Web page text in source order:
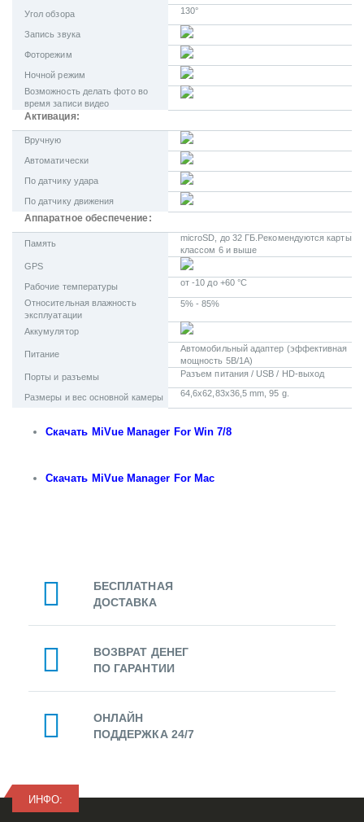
Угол обзора 130°
Запись звука
Фоторежим
Ночной режим
Возможность делать фото во
время записи видео
Активация:
Вручную
Автоматически
По датчику удара
По датчику движения
Аппаратное обеспечение:
Память
microSD, до 32 ГБ.Рекомендуются карты
классом 6 и выше
GPS
Рабочие температуры от -10 до +60 °C
Относительная влажность
эксплуатации
5% - 85%
Аккумулятор
Питание
Автомобильный адаптер (эффективная
мощность 5В/1А)
Порты и разъемы
Разъем питания / USB / HD-выход
Размеры и вес основной камеры 64,6x62,83x36,5 mm, 95 g.
Скачать MiVue Manager For Win 7/8
Скачать MiVue Manager For Mac
БЕСПЛАТНАЯ
ДОСТАВКА
ВОЗВРАТ ДЕНЕГ
ПО ГАРАНТИИ
ОНЛАЙН
ПОДДЕРЖКА 24/7
ИНФО: